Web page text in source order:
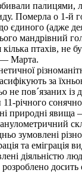
Померла о 1-й
(адже
мандрівний
птахів,
— Марта.
за
пов´язаних із
річного
природні
зумовлені
та еміграція
діяльністю